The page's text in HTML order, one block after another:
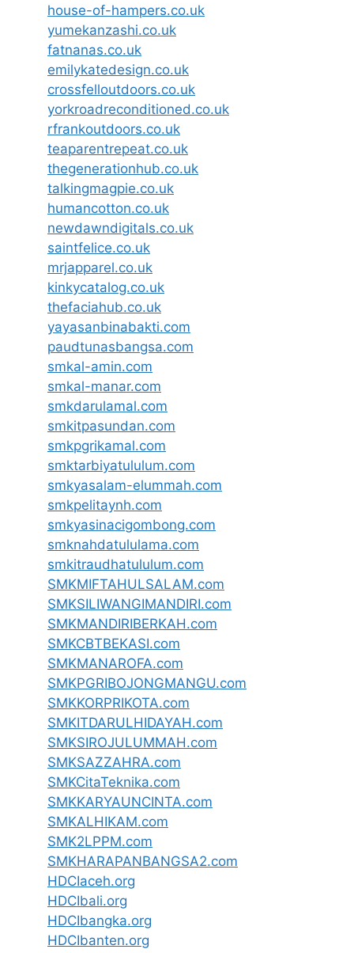
house-of-hampers.co.uk
yumekanzashi.co.uk
fatnanas.co.uk
emilykatedesign.co.uk
crossfelloutdoors.co.uk
yorkroadreconditioned.co.uk
rfrankoutdoors.co.uk
teaparentrepeat.co.uk
thegenerationhub.co.uk
talkingmagpie.co.uk
humancotton.co.uk
newdawndigitals.co.uk
saintfelice.co.uk
mrjapparel.co.uk
kinkycatalog.co.uk
thefaciahub.co.uk
yayasanbinabakti.com
paudtunasbangsa.com
smkal-amin.com
smkal-manar.com
smkdarulamal.com
smkitpasundan.com
smkpgrikamal.com
smktarbiyatululum.com
smkyasalam-elummah.com
smkpelitaynh.com
smkyasinacigombong.com
smknahdatululama.com
smkitraudhatululum.com
SMKMIFTAHULSALAM.com
SMKSILIWANGIMANDIRI.com
SMKMANDIRIBERKAH.com
SMKCBTBEKASI.com
SMKMANAROFA.com
SMKPGRIBOJONGMANGU.com
SMKKORPRIKOTA.com
SMKITDARULHIDAYAH.com
SMKSIROJULUMMAH.com
SMKSAZZAHRA.com
SMKCitaTeknika.com
SMKKARYAUNCINTA.com
SMKALHIKAM.com
SMK2LPPM.com
SMKHARAPANBANGSA2.com
HDCIaceh.org
HDCIbali.org
HDCIbangka.org
HDCIbanten.org